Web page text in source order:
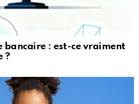
bancaire : est-ce vraiment
?